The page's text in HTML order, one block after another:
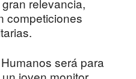
relevancia,
competiciones
será para